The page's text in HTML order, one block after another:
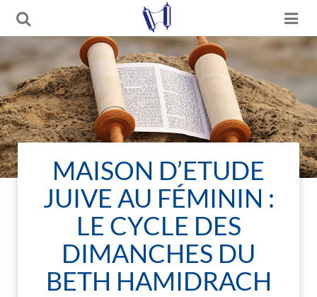
MAISON D’ETUDE
JUIVE AU FÉMININ :
LE CYCLE DES
DIMANCHES DU
BETH HAMIDRACH